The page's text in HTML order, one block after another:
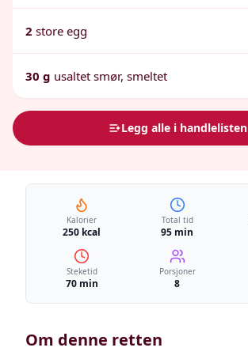
2 store egg
30 g usaltet smør, smeltet
Legg alle i handlelisten
Kalorier
250 kcal
Total tid
95 min
Steketid
70 min
Porsjoner
8
Om denne retten